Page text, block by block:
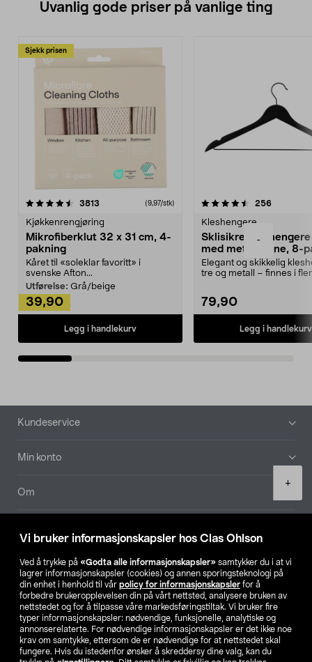
Vi bruker informasjonskapsler hos Clas Ohlson
Ved å trykke på «Godta alle informasjonskapsler» samtykker du i at vi
lagrer informasjonskapsler (cookies) og annen sporingsteknologi på
din enhet i henhold til vår policy for informasjonskapsler for å
forbedre brukeropplevelsen din på vårt nettsted, analysere bruken av
nettstedet og for å tilpasse våre markedsføringstiltak. Vi bruker fire
typer informasjonskapsler: nødvendige, funksjonelle, analytiske og
annonserelaterte. For nødvendige informasjonskapsler er det ikke noe
krav om samtykke, ettersom de er nødvendige for at nettstedet skal
fungere. Hvis du istedenfor ønsker å skreddersy dine valg, kan du
-
+
Uvanlig gode priser på vanlige ting
Sjekk prisen
3813 anmeldelser(9,97/stk)
Kjøkkenrengjøring
Mikrofiberklut 32 x 31 cm, 4-
pakning
Kåret til «soleklar favoritt» i
svenske Afton...
Utførelse: Grå/beige
39,90
Legg i handlekurv
4.5av 5 stjerner 256
Kleshengere
Sklisikre
med metallpinne, 8-
Elegant og skikkelig
tre og metall – finnes i
79,90
Legg i handlekurv
4.5av 5 stjerner
Bunntekst
Kundeservice
Min konto
Om
Våre selskaper
Finn din butikk
SE NO FI